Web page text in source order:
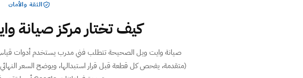
الثقة والأمان
كيف تختار مركز صيانة
متقدمة)⁩، يفحص كل قطعة قبل قرار استبدالها، ويوضح السعر